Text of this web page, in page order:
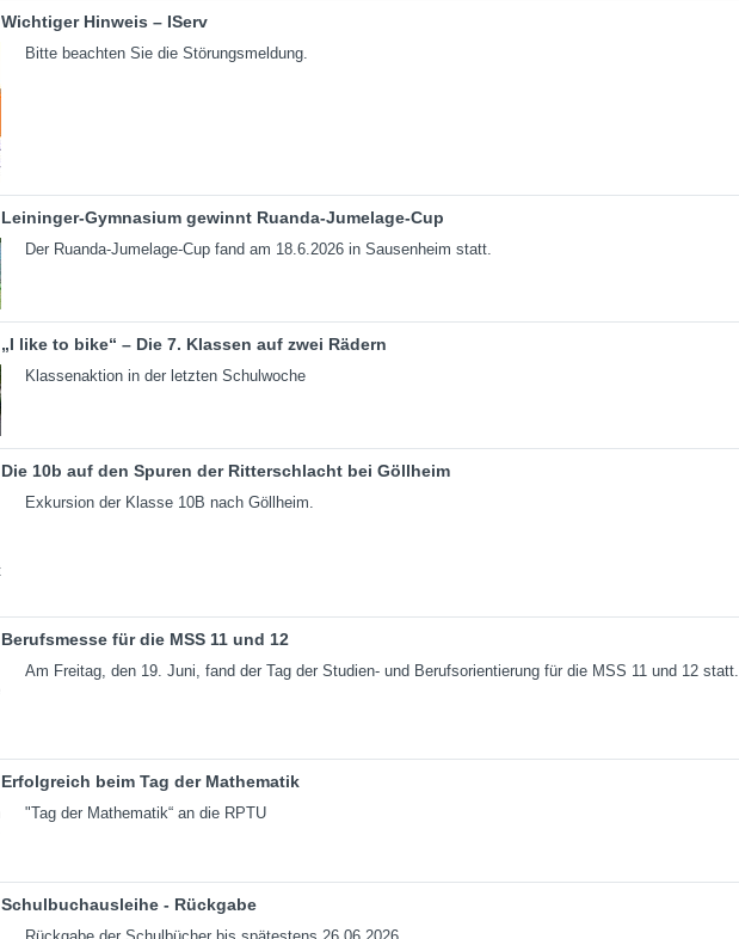
Wichtiger Hinweis – IServ
Bitte beachten Sie die Störungsmeldung.
Leininger-Gymnasium gewinnt Ruanda-Jumelage-Cup
Der Ruanda-Jumelage-Cup fand am 18.6.2026 in Sausenheim statt.
„I like to bike“ – Die 7. Klassen auf zwei Rädern
Klassenaktion in der letzten Schulwoche
Die 10b auf den Spuren der Ritterschlacht bei Göllheim
Exkursion der Klasse 10B nach Göllheim.
Berufsmesse für die MSS 11 und 12
Am Freitag, den 19. Juni, fand der Tag der Studien- und Berufsorientierung für die MSS 11 und 12 statt.
Erfolgreich beim Tag der Mathematik
"Tag der Mathematik“ an die RPTU
Schulbuchausleihe - Rückgabe